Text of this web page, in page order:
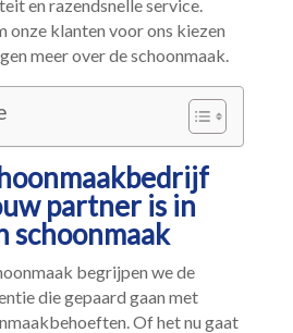
en razendsnelle service.​
onze klanten voor ons kiezen
meer over de schoonmaak.​
partner is in
schoonmaak
begrijpen we de
die gepaard gaan met
Of het nu gaat